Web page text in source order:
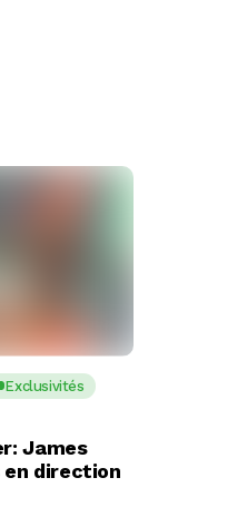
Exclusivités
James
direction